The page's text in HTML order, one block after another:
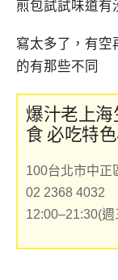
煎包試試味道有
寫太多了，有空
的有那些不同
爆汁老上
食 必吃特
100台北市中正
02 2368 4032
12:00–21:30(